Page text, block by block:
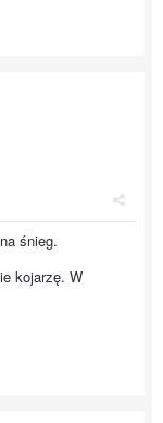
śnieg.
kojarzę. W